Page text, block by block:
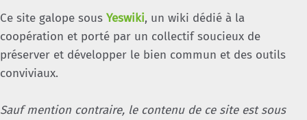
Ce site galope sous Yeswiki, un wiki dédié à la
coopération et porté par un collectif soucieux de
préserver et développer le bien commun et des outils
conviviaux.
Sauf mention contraire, le contenu de ce site est sous